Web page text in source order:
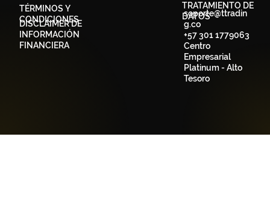
TÉRMINOS Y
CONDICIONES
DISCLAIMER DE
INFORMACIÓN
FINANCIERA
TRATAMIENTO DE
DATOS
soporte@ttradin
g.co
+57 301 1779063
Centro
Empresarial
Platinum - Alto
Tesoro